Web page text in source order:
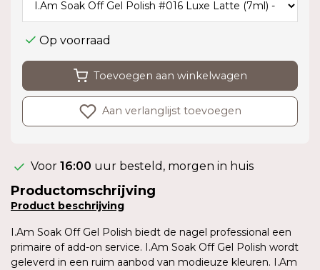
Op voorraad
Toevoegen aan winkelwagen
Aan verlanglijst toevoegen
Voor 16:00 uur besteld, morgen in huis
Productomschrijving
Product beschrijving
I.Am Soak Off Gel Polish biedt de nagel professional een
primaire of add-on service. I.Am Soak Off Gel Polish wordt
geleverd in een ruim aanbod van modieuze kleuren. I.Am